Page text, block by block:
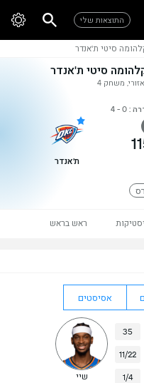
התוצאות שלי
סיטי ת'אנדר
סיטי ת'אנדר
ת'אנדר
ראש בראש
אסיסטים
35
11/22
1/4
שיי